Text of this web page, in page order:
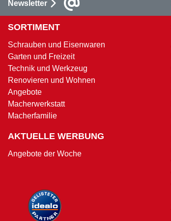
Newsletter
SORTIMENT
Schrauben und Eisenwaren
Garten und Freizeit
Technik und Werkzeug
Renovieren und Wohnen
Angebote
Macherwerkstatt
Macherfamilie
AKTUELLE WERBUNG
Angebote der Woche